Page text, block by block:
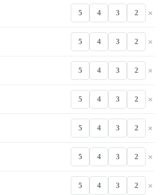
5 4 3 2 ×
5 4 3 2 ×
5 4 3 2 ×
5 4 3 2 ×
5 4 3 2 ×
5 4 3 2 ×
5 4 3 2 ×